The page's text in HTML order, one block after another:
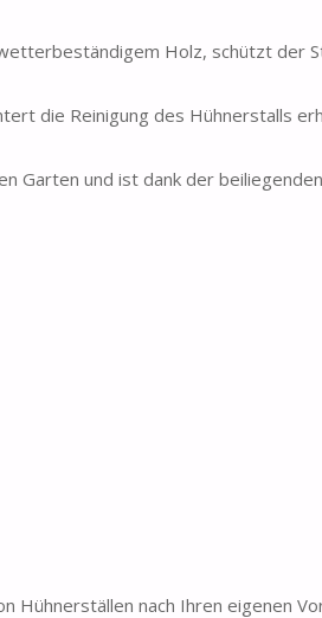
Holz, schützt der
die Reinigung des Hühnerstalls
Garten und ist dank der
Hühnerställen nach Ihren eigenen